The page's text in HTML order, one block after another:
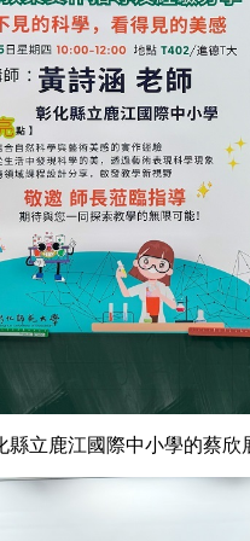
立鹿江國際中小學的蔡欣